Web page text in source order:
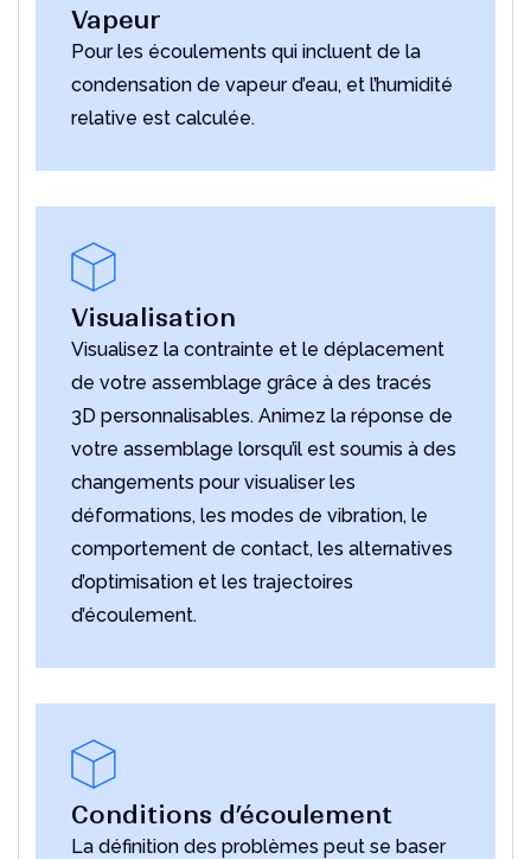
Vapeur
Pour les écoulements qui incluent de la
condensation de vapeur d’eau, et l’humidité
relative est calculée.
Visualisation
Visualisez la contrainte et le déplacement
de votre assemblage grâce à des tracés
3D personnalisables. Animez la réponse de
votre assemblage lorsqu’il est soumis à des
changements pour visualiser les
déformations, les modes de vibration, le
comportement de contact, les alternatives
d’optimisation et les trajectoires
d’écoulement.
Conditions d’écoulement
La définition des problèmes peut se baser